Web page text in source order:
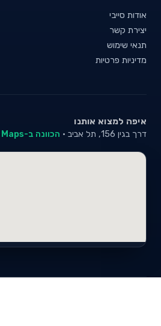
אודות סייבי
יצירת קשר
תנאי שימוש
מדיניות פרטיות
איפה למצוא אותנו
דרך בגין 156, תל אביב · הכוונה ב-Google Maps ←